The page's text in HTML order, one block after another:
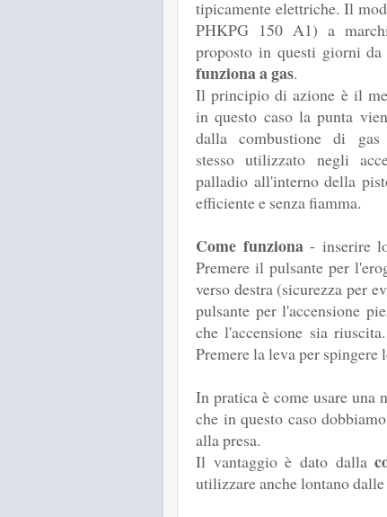
tipicamente elettriche. Il
PHKPG 150 A1) a
proposto in questi giorni
funziona a gas.
Il principio di azione è il
in questo caso la punta
dalla combustione di
stesso utilizzato negli
palladio all'interno della
efficiente e senza fiamma.
Come funziona- inserire
Premere il pulsante per
verso destra (sicurezza per
pulsante per l'accensione
che l'accensione sia
Premere la leva per
In pratica è come usare una
che in questo caso
alla presa.
Il vantaggio è dato dalla
utilizzare anche lontano